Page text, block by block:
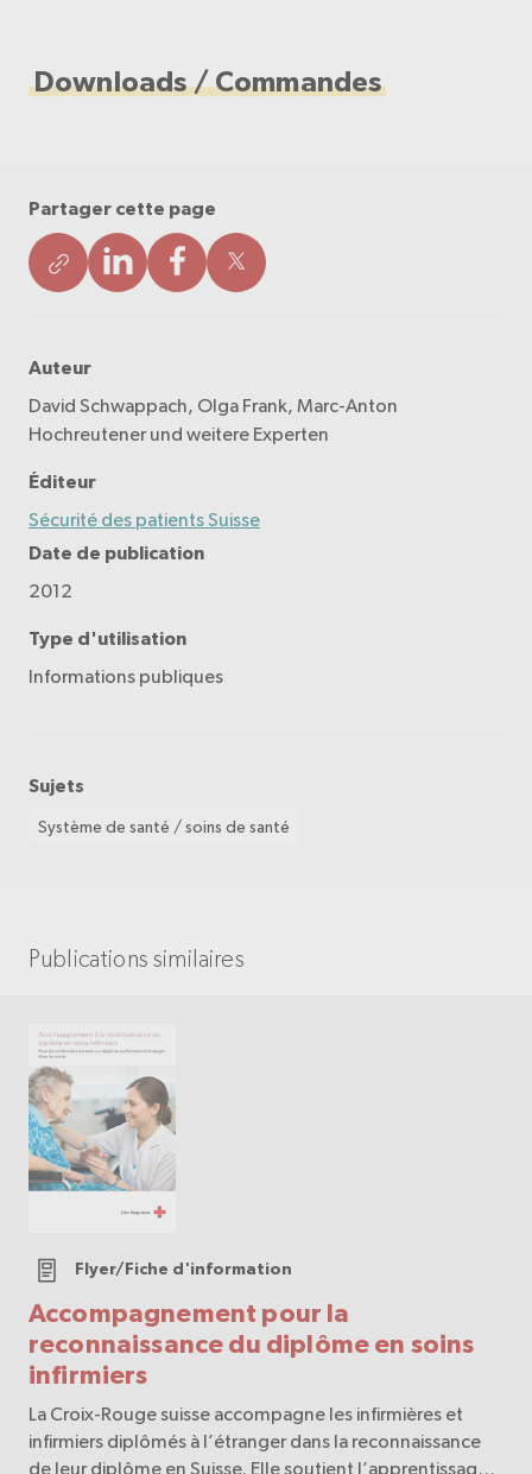
Downloads / Commandes
Partager cette page
Auteur
David Schwappach, Olga Frank, Marc-Anton
Hochreutener und weitere Experten
Éditeur
Sécurité des patients Suisse
Date de publication
2012
Type d'utilisation
Informations publiques
Sujets
Système de santé / soins de santé
Publications similaires
Accompagnement pour la
reconnaissance du diplôme en soins
infirmiers
Flyer/Fiche d'information
La Croix-Rouge suisse accompagne les infirmières et
infirmiers diplômés à l’étranger dans la reconnaissance
de leur diplôme en Suisse. Elle soutient l’apprentissage